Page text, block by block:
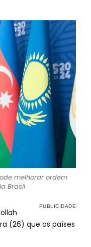
melhorar ordem
Brasil
(26) que os países